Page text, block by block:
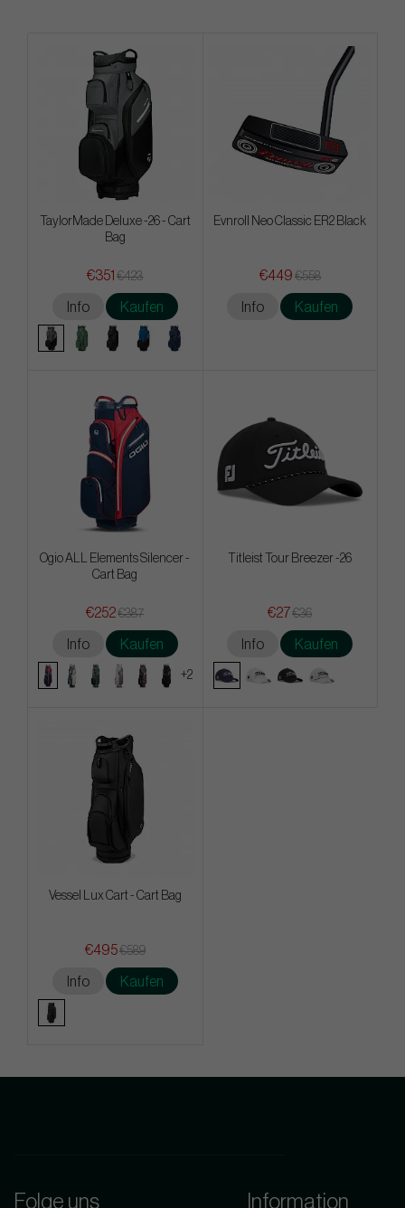
TaylorMade Deluxe -26 - Cart
Bag
€351 €423
Info Kaufen
Evnroll Neo Classic ER2 Black
€449 €558
Info Kaufen
Ogio ALL Elements Silencer -
Cart Bag
€252€387
Info Kaufen
+2
Titleist Tour Breezer -26
€27€36
Info Kaufen
Vessel Lux Cart - Cart Bag
€495€589
Info Kaufen
Folge uns Information